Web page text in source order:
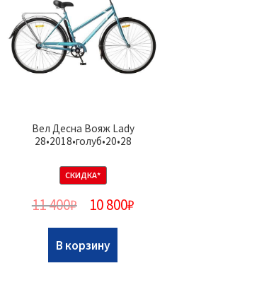
Вел Десна Вояж Lady
28•2018•голуб•20•28
СКИДКА*
11 400₽ 10 800₽
В корзину